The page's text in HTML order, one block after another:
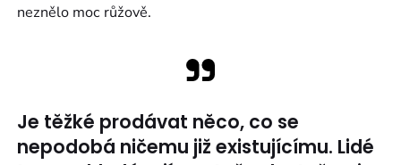
neznělo moc růžově.
Je těžké prodávat něco, co se
nepodobá ničemu již existujícímu. Lidé